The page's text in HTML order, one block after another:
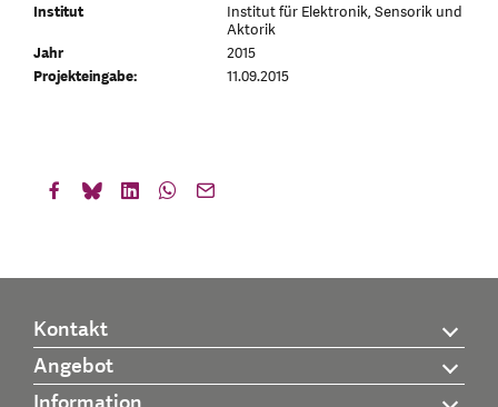
Institut
Institut für Elektronik, Sensorik und
Aktorik
Jahr
2015
Projekteingabe:
11.09.2015
Kontakt
Angebot